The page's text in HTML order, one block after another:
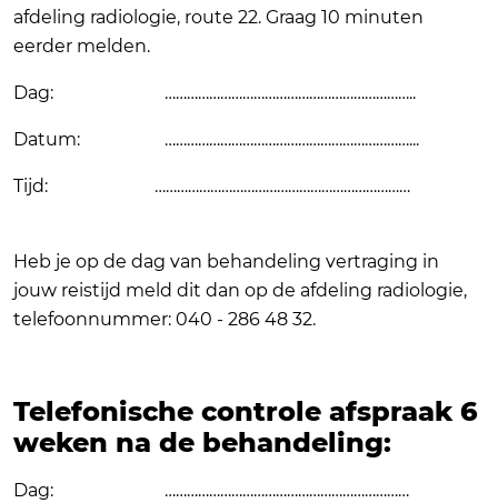
afdeling radiologie, route 22. Graag 10 minuten
eerder melden.
Dag: …………………………………………………………..
Datum: …………………………………………………………...
Tijd: ……………………………………………………………
Heb je op de dag van behandeling vertraging in
jouw reistijd meld dit dan op de afdeling radiologie,
telefoonnummer: 040 - 286 48 32.
Telefonische controle afspraak 6
weken na de behandeling:
Dag: …………………………………………………………